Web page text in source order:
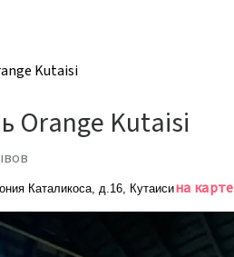
Kutaisi
Orange Kutaisi
Каталикоса, д.16, Кутаисина карте